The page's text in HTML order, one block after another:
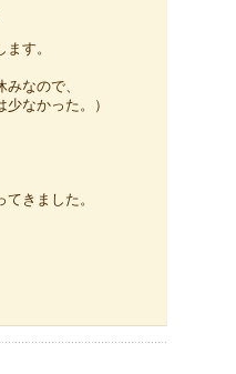
す。
なので、
なかった。）
きました。